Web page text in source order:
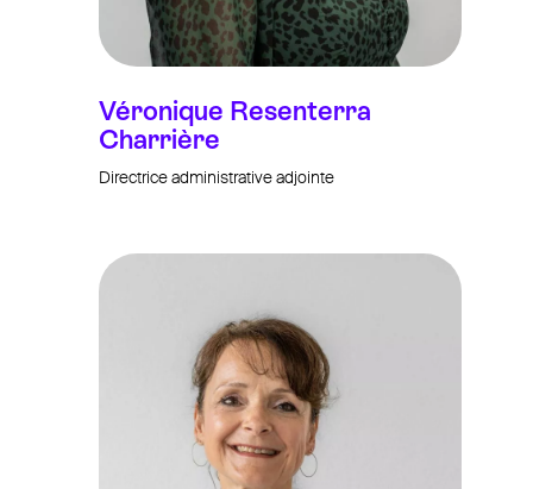
Véronique Resenterra
Charrière
Directrice administrative adjointe